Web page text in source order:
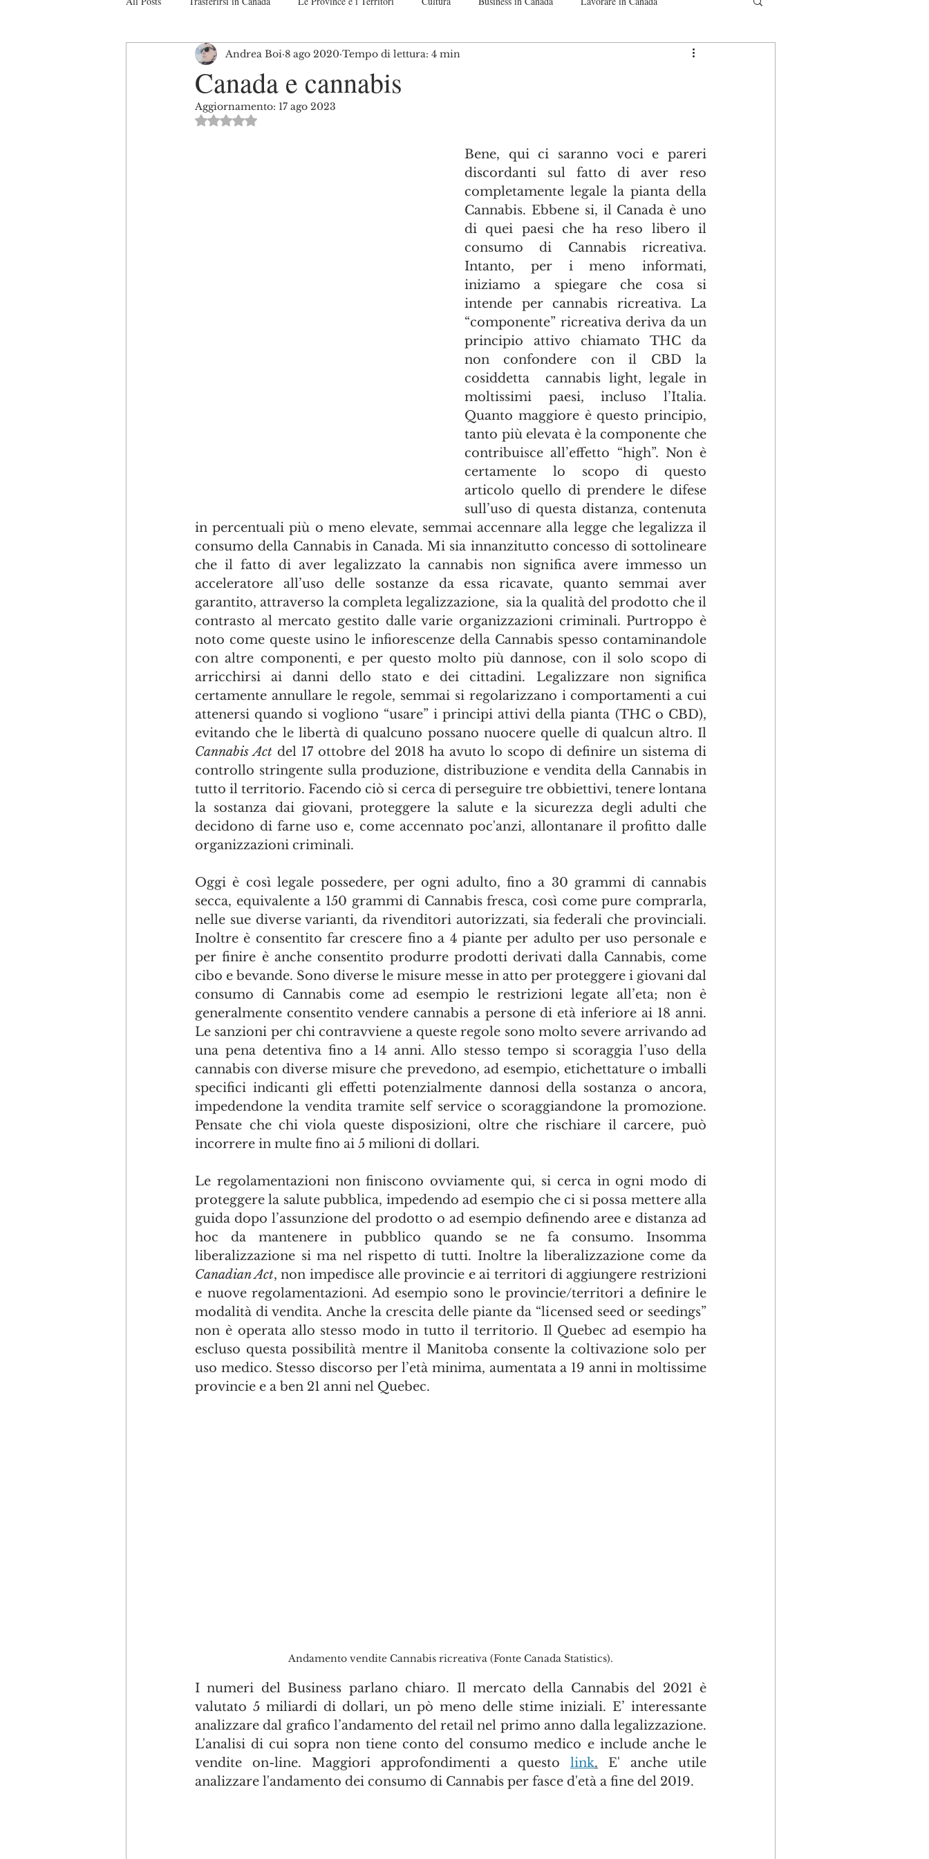
Studiare in Canada Il sistema Canadese Guide passo per passo
Turismo in Canada Interviste
Canada e cannabis
Andrea Boi 8 ago 2020 Tempo di lettura: 4 min
Aggiornamento: 17 ago 2023
Valutazione NaN stelle su 5.
Bene, qui ci saranno voci e pareri
discordanti sul fatto di aver reso
completamente legale la pianta della
Cannabis. Ebbene si, il Canada è uno
di quei paesi che ha reso libero il
consumo di Cannabis ricreativa.
Intanto, per i meno informati,
iniziamo a spiegare che cosa si
intende per cannabis ricreativa. La
“componente” ricreativa deriva da un
principio attivo chiamato THC da
non confondere con il CBD la
cosiddetta  cannabis light, legale in
moltissimi paesi, incluso l’Italia.
Quanto maggiore è questo principio,
tanto più elevata è la componente che
contribuisce all’effetto “high”. Non è
certamente lo scopo di questo
articolo quello di prendere le difese
sull’uso di questa distanza, contenuta
in percentuali più o meno elevate, semmai accennare alla legge che legalizza il
consumo della Cannabis in Canada. Mi sia innanzitutto concesso di sottolineare
che il fatto di aver legalizzato la cannabis non significa avere immesso un
acceleratore all’uso delle sostanze da essa ricavate, quanto semmai aver
garantito, attraverso la completa legalizzazione,  sia la qualità del prodotto che il
contrasto al mercato gestito dalle varie organizzazioni criminali. Purtroppo è
noto come queste usino le infiorescenze della Cannabis spesso contaminandole
con altre componenti, e per questo molto più dannose, con il solo scopo di
arricchirsi ai danni dello stato e dei cittadini. Legalizzare non significa
certamente annullare le regole, semmai si regolarizzano i comportamenti a cui
attenersi quando si vogliono “usare” i principi attivi della pianta (THC o CBD),
Cannabis Act del 17 ottobre del 2018 ha avuto lo scopo di definire un sistema di
controllo stringente sulla produzione, distribuzione e vendita della Cannabis in
tutto il territorio. Facendo ciò si cerca di perseguire tre obbiettivi, tenere lontana
la sostanza dai giovani, proteggere la salute e la sicurezza degli adulti che
decidono di farne uso e, come accennato poc'anzi, allontanare il profitto dalle
organizzazioni criminali.
Oggi è così legale possedere, per ogni adulto, fino a 30 grammi di cannabis
secca, equivalente a 150 grammi di Cannabis fresca, così come pure comprarla,
nelle sue diverse varianti, da rivenditori autorizzati, sia federali che provinciali.
Inoltre è consentito far crescere fino a 4 piante per adulto per uso personale e
per finire è anche consentito produrre prodotti derivati dalla Cannabis, come
cibo e bevande. Sono diverse le misure messe in atto per proteggere i giovani dal
consumo di Cannabis come ad esempio le restrizioni legate all’eta; non è
generalmente consentito vendere cannabis a persone di età inferiore ai 18 anni.
Le sanzioni per chi contravviene a queste regole sono molto severe arrivando ad
una pena detentiva fino a 14 anni. Allo stesso tempo si scoraggia l’uso della
cannabis con diverse misure che prevedono, ad esempio, etichettature o imballi
specifici indicanti gli effetti potenzialmente dannosi della sostanza o ancora,
impedendone la vendita tramite self service o scoraggiandone la promozione.
Pensate che chi viola queste disposizioni, oltre che rischiare il carcere, può
incorrere in multe fino ai 5 milioni di dollari.
Le regolamentazioni non finiscono ovviamente qui, si cerca in ogni modo di
proteggere la salute pubblica, impedendo ad esempio che ci si possa mettere alla
guida dopo l’assunzione del prodotto o ad esempio definendo aree e distanza ad
hoc da mantenere in pubblico quando se ne fa consumo. Insomma
Canadian Act, non impedisce alle provincie e ai territori di aggiungere restrizioni
e nuove regolamentazioni. Ad esempio sono le provincie/territori a definire le
modalità di vendita. Anche la crescita delle piante da “licensed seed or seedings”
non è operata allo stesso modo in tutto il territorio. Il Quebec ad esempio ha
escluso questa possibilità mentre il Manitoba consente la coltivazione solo per
uso medico. Stesso discorso per l’età minima, aumentata a 19 anni in moltissime
provincie e a ben 21 anni nel Quebec.
Andamento vendite Cannabis ricreativa (Fonte Canada Statistics).
I numeri del Business parlano chiaro. Il mercato della Cannabis del 2021 è
valutato 5 miliardi di dollari, un pò meno delle stime iniziali. E’ interessante
analizzare dal grafico l’andamento del retail nel primo anno dalla legalizzazione.
L'analisi di cui sopra non tiene conto del consumo medico e include anche le
vendite on-line. Maggiori approfondimenti a questo link. E' anche utile
analizzare l'andamento dei consumo di Cannabis per fasce d'età a fine del 2019.